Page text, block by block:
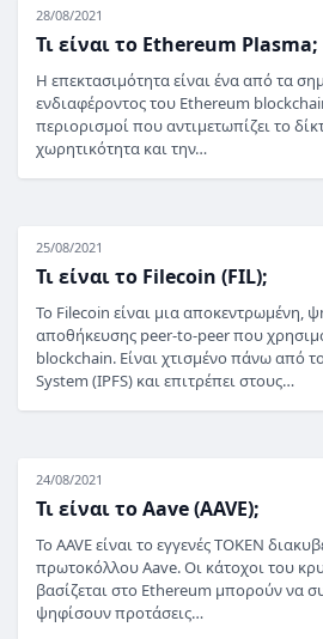
28/08/2021
Τι είναι το Ethereum Plasma;
Η επεκτασιμότητα είναι ένα από τα
ενδιαφέροντος του Ethereum
περιορισμοί που αντιμετωπίζει το
χωρητικότητα και την…
25/08/2021
Τι είναι το Filecoin (FIL);
Το Filecoin είναι μια αποκεντρωμένη,
αποθήκευσης peer-to-peer που
blockchain. Είναι χτισμένο πάνω από
System (IPFS) και επιτρέπει στους…
24/08/2021
Τι είναι το Aave (AAVE);
Το AAVE είναι το εγγενές TOKEN
πρωτοκόλλου Aave. Οι κάτοχοι του
βασίζεται στο Ethereum μπορούν να
ψηφίσουν προτάσεις…